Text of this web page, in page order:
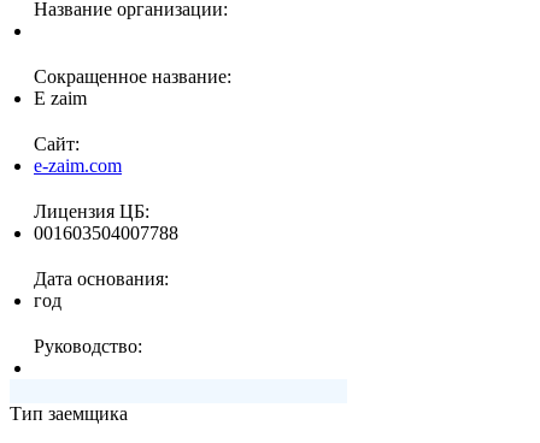
Название организации:
Сокращенное название:
E zaim
Сайт:
e-zaim.com
Лицензия ЦБ:
001603504007788
Дата основания:
год
Руководство:
Тип заемщика